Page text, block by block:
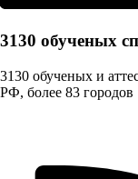
3130 обученых
3130 обученых и
РФ, более 83 городов